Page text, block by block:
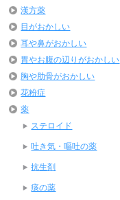
漢方薬
目がおかしい
耳や鼻がおかしい
胃やお腹の辺りがおかしい
胸や肋骨がおかしい
花粉症
薬
ステロイド
吐き気・嘔吐の薬
抗生剤
痰の薬